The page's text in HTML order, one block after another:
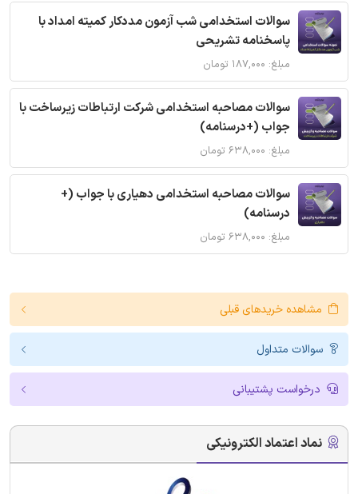
سوالات استخدامی شب آزمون مددکار کمیته امداد با
پاسخنامه تشریحی
مبلغ: ۱۸۷,۰۰۰ تومان
سوالات مصاحبه استخدامی شرکت ارتباطات زیرساخت با
جواب (+درسنامه)
مبلغ: ۶۳۸,۰۰۰ تومان
سوالات مصاحبه استخدامی دهیاری با جواب (+
درسنامه)
مبلغ: ۶۳۸,۰۰۰ تومان
مشاهده خریدهای قبلی
سوالات متداول
درخواست پشتیبانی
نماد اعتماد الکترونیکی